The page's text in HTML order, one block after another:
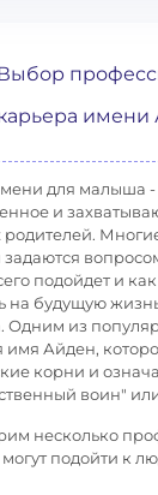
имени
для малыша -
и
родителей.
подойдет и
на будущую
Одним из
имя Айден,
корни и
воин"
несколько
подойти к